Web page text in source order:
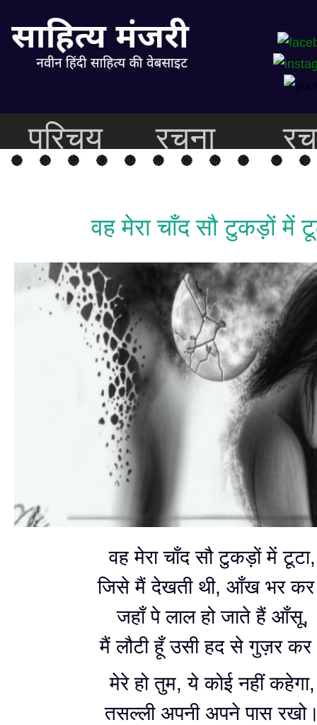
परिचय रचना
वह मेरा चाँद सौ टुकड़ों में
वह मेरा चाँद सौ टुकड़ों में टूटा,
जिसे मैं देखती थी, आँख भर
जहाँ पे लाल हो जाते हैं आँसू,
मैं लौटी हूँ उसी हद से गुज़र
मेरे हो तुम, ये कोई नहीं कहेगा,
तसल्ली अपनी अपने पास